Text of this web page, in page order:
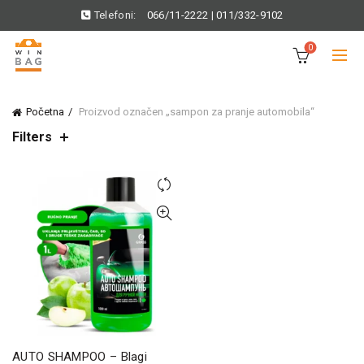
Telefoni: 066/11-2222 |011/332-9102
0
Početna Proizvod označen „sampon za pranje automobila“
Filters
AUTO SHAMPOO – Blagi